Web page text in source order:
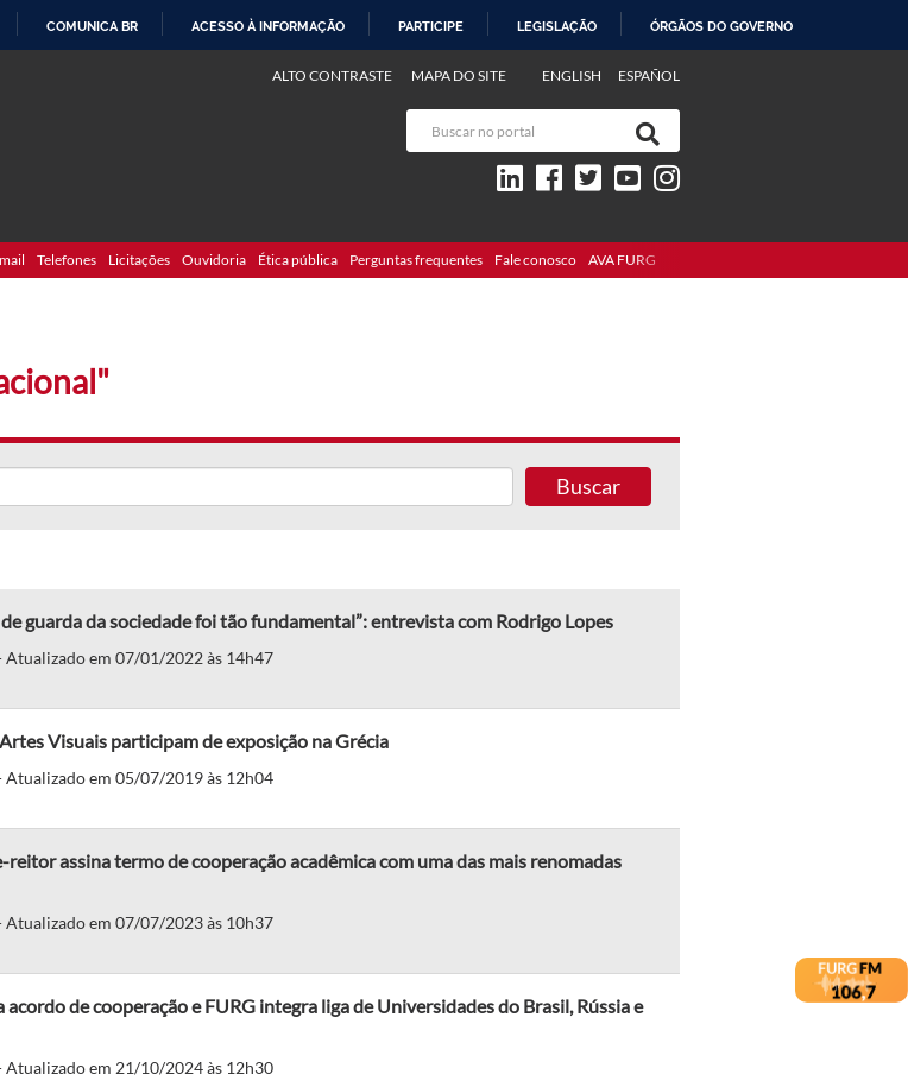
COMUNICA BR ACESSO À INFORMAÇÃO PARTICIPE LEGISLAÇÃO ÓRGÃOS DO GOVERNO
ENGLISH ESPAÑOL
ALTO CONTRASTE MAPA DO SITE
Telefones Licitações Ouvidoria Ética pública Perguntas frequentes Fale conosco AVA FURG
Buscar
guarda da sociedade foi tão fundamental”: entrevista com Rodrigo Lopes
em 07/01/2022 às 14h47
Visuais participam de exposição na Grécia
em 05/07/2019 às 12h04
reitor assina termo de cooperação acadêmica com uma das mais renomadas
em 07/07/2023 às 10h37
de cooperação e FURG integra liga de Universidades do Brasil, Rússia e
em 21/10/2024 às 12h30